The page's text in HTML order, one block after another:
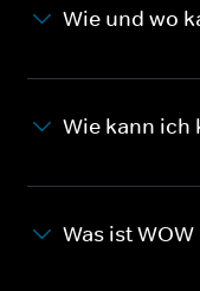
Wie und wo
Wie kann ich
Was ist